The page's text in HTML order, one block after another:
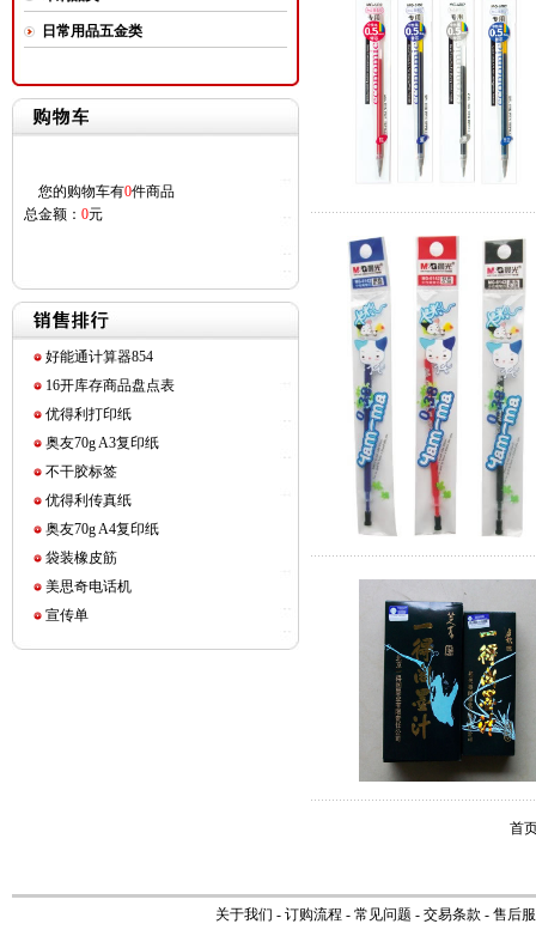
日常用品五金类
您的购物车有0件商品
总金额： 0元
好能通计算器854
16开库存商品盘点表
优得利打印纸
奥友70g A3复印纸
不干胶标签
优得利传真纸
奥友70g A4复印纸
袋装橡皮筋
美思奇电话机
宣传单
首
关于我们 - 订购流程 - 常见问题 - 交易条款 - 售后